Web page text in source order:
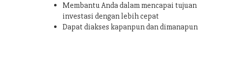
Membantu Anda dalam mencapai tujuan
investasi dengan lebih cepat
Dapat diakses kapanpun dan dimanapun